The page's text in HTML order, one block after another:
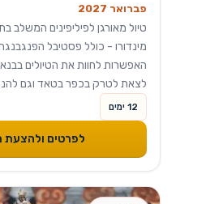
פברואר 2027
טיול מאורגן לפיליפינים המשלב
מינדורו - כולל פסטיבל
האפשרות לחוות את הטיולים
לצאת לטרק בכפר בטאד וגם
תאאל המפורסם, בנוסף למפלי
הפסטוראלי...
12 ימים
לפרטים ולהצעת